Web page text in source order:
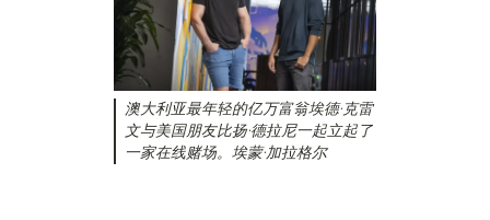
澳大利亚最年轻的亿万富翁埃德·克雷
文与美国朋友比扬·德拉尼一起立起了
一家在线赌场。埃蒙·加拉格尔